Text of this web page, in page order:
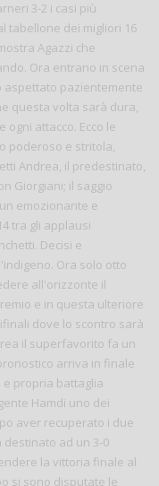
3-2 i casi più
tabellone dei migliori 16
Agazzi che
Ora entrano in scena
aspettato pazientemente
questa volta sarà dura,
attacco. Ecco le
poderoso e stritola,
Andrea, il predestinato,
Giorgiani; il saggio
emozionante e
tra gli applausi
Decisi e
Ora solo otto
all'orizzonte il
e in questa ulteriore
dove lo scontro sarà
il superfavorito fa un
arriva in finale
propria battaglia
Hamdi uno dei
aver recuperato i due
destinato ad un 3-0
la vittoria finale al
si sono disputate le